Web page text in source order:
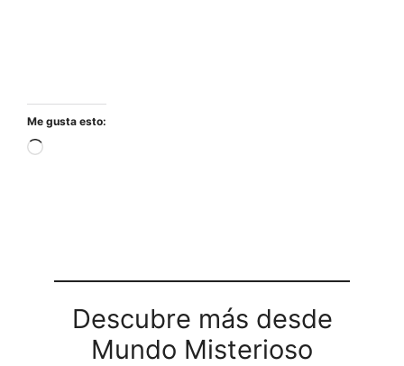
Me gusta esto:
Cargando...
Descubre más desde
Mundo Misterioso